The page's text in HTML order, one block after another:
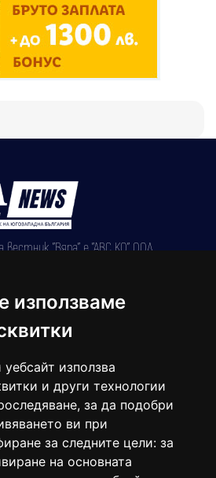
използваме
уебсайт използва
и други технологии
за да подобри
ви при
за следните цели: за
на основната
"Вяра" е "АВС КО" ООД,
година.
43